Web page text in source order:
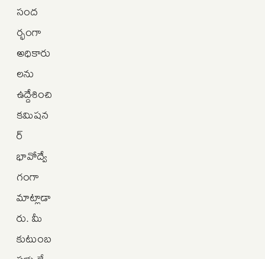
సంద
ర్భంగా
అధికారు
లను
ఉద్దేశించి
కమిషన
ర్
భావోద్వే
గంగా
మాట్లాడా
రు. మీ
కుటుంబ